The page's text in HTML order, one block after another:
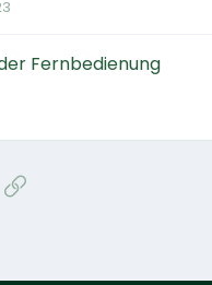
Fernbedienung
Mail